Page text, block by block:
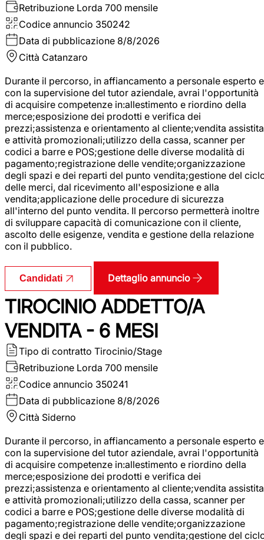
Retribuzione Lorda 700 mensile
Codice annuncio 350242
Data di pubblicazione 8/8/2026
Città Catanzaro
Durante il percorso, in affiancamento a personale esperto e
con la supervisione del tutor aziendale, avrai l'opportunità
di acquisire competenze in:allestimento e riordino della
merce;esposizione dei prodotti e verifica dei
prezzi;assistenza e orientamento al cliente;vendita assistita
e attività promozionali;utilizzo della cassa, scanner per
codici a barre e POS;gestione delle diverse modalità di
pagamento;registrazione delle vendite;organizzazione
degli spazi e dei reparti del punto vendita;gestione del
delle merci, dal ricevimento all'esposizione e alla
vendita;applicazione delle procedure di sicurezza
all'interno del punto vendita. Il percorso permetterà inoltre
di sviluppare capacità di comunicazione con il cliente,
ascolto delle esigenze, vendita e gestione della relazione
con il pubblico.
Candidati Dettaglio annuncio
TIROCINIO ADDETTO/A
VENDITA - 6 MESI
Tipo di contratto Tirocinio/Stage
Retribuzione Lorda 700 mensile
Codice annuncio 350241
Data di pubblicazione 8/8/2026
Città Siderno
Durante il percorso, in affiancamento a personale esperto e
con la supervisione del tutor aziendale, avrai l'opportunità
di acquisire competenze in:allestimento e riordino della
merce;esposizione dei prodotti e verifica dei
prezzi;assistenza e orientamento al cliente;vendita assistita
e attività promozionali;utilizzo della cassa, scanner per
codici a barre e POS;gestione delle diverse modalità di
pagamento;registrazione delle vendite;organizzazione
degli spazi e dei reparti del punto vendita;gestione del